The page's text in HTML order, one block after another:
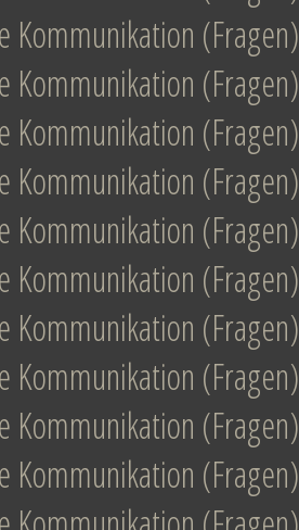
Kommunikation (Fragen)
Kommunikation (Fragen)
Kommunikation (Fragen)
Kommunikation (Fragen)
Kommunikation (Fragen)
Kommunikation (Fragen)
Kommunikation (Fragen)
Kommunikation (Fragen)
Kommunikation (Fragen)
Kommunikation (Fragen)